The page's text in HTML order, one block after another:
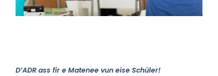
D‘ADR ass fir e Matenee vun eise Schüler!